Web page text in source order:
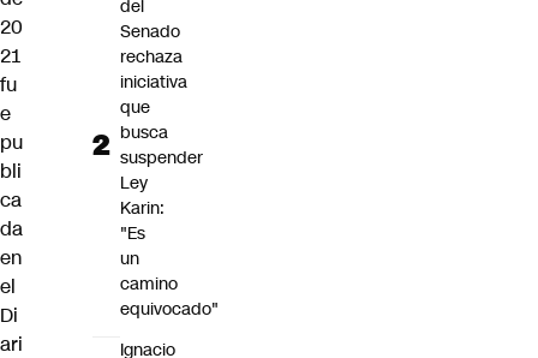
20
21
fu
e
pu
bli
ca
da
en
el
Di
ari
del
Senado
rechaza
iniciativa
que
busca
suspender
Ley
Karin:
"Es
un
camino
equivocado"
Ignacio